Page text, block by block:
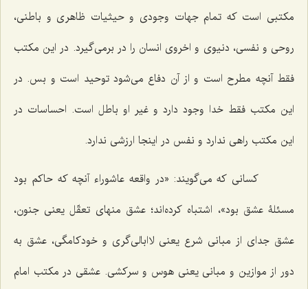
مکتبی است که تمام جهات وجودی و حیثیات ظاهری و باطنی،
روحی و نفسی، دنیوی و اخروی انسان را در برمی‌گیرد. در این مکتب
فقط آنچه مطرح است و از آن دفاع می‌شود توحید است و بس. در
این مکتب فقط خدا وجود دارد و غیر او باطل است. احساسات در
این مکتب راهی ندارد و نفس در اینجا ارزشی ندارد.
کسانی که می‌گویند: «در واقعه عاشوراء آنچه که حاکم بود
مسئلۀ عشق بود»، اشتباه کرده‌اند؛ عشق منهای تعقّل یعنی جنون،
عشق جدای از مبانی شرع یعنی لاابالی‌گری و خودکامگی، عشق به
دور از موازین و مبانی یعنی هوس و سرکشی. عشقی در مکتب امام